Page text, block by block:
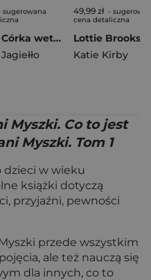
sugerowana
Emma. Córka weterynarza. Emma, Tom 1
49,99 zł -
cena detaliczna
Katie Kirby
Myszki. Co to jest
Myszki. Tom 1
dzieci w wieku
książki dotyczą
przyjaźni, pewności
przede wszystkim
ale też nauczą się
dla innych, co to